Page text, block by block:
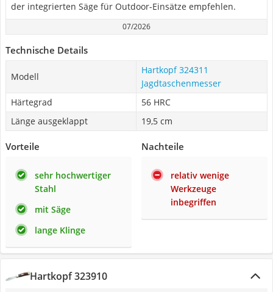
der integrierten Säge für Outdoor-Einsätze empfehlen.
07/2026
Technische Details
Modell
Hartkopf 324311
Jagdtaschenmesser
Härtegrad
56 HRC
Länge ausgeklappt
19,5 cm
Vorteile
sehr hochwertiger
Stahl
mit Säge
lange Klinge
Nachteile
relativ wenige
Werkzeuge
inbegriffen
Hartkopf 323910